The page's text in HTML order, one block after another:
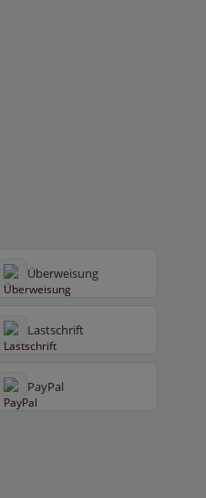
Überweisung
Lastschrift
PayPal